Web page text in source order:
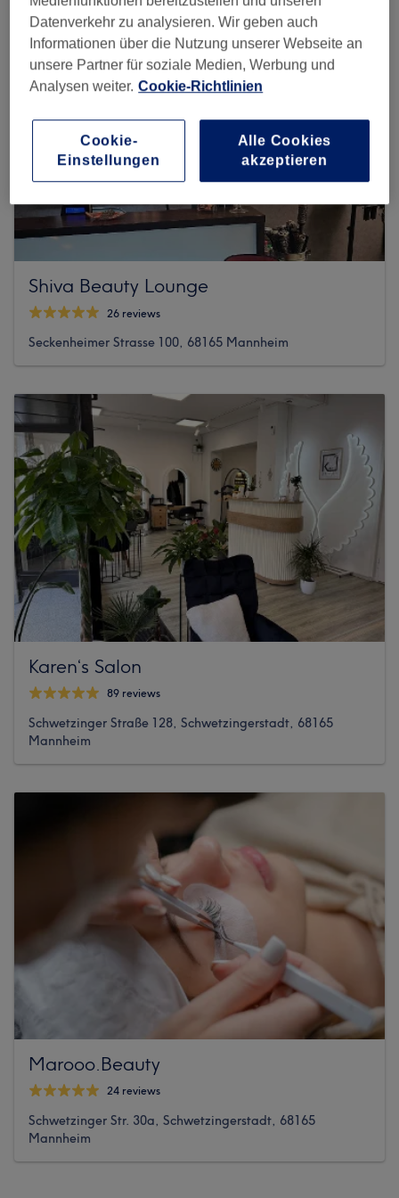
Shiva Beauty Lounge
26 reviews
Seckenheimer Strasse 100, 68165 Mannheim
Karen‘s Salon
89 reviews
Schwetzinger Straße 128, Schwetzingerstadt, 68165
Mannheim
Marooo.Beauty
24 reviews
Schwetzinger Str. 30a, Schwetzingerstadt, 68165
Mannheim
Datenverkehr zu analysieren. Wir geben auch
Informationen über die Nutzung unserer Webseite an
unsere Partner für soziale Medien, Werbung und
Analysen weiter. Cookie-Richtlinien
Cookie-
Einstellungen
Alle Cookies
akzeptieren